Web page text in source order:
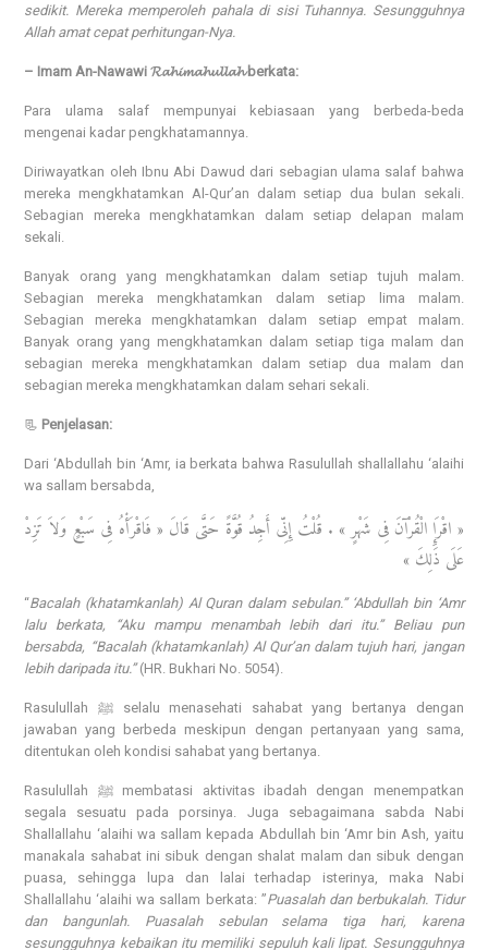
sedikit. Mereka memperoleh pahala di sisi Tuhannya. Sesungguhnya
Allah amat cepat perhitungan-Nya.
– Imam An-Nawawi 𝓡𝓪𝓱𝓲𝓶𝓪𝓱𝓾𝓵𝓵𝓪𝓱 berkata:
Para ulama salaf mempunyai kebiasaan yang berbeda-beda
mengenai kadar pengkhatamannya.
Diriwayatkan oleh Ibnu Abi Dawud dari sebagian ulama salaf bahwa
mereka mengkhatamkan Al-Qur’an dalam setiap dua bulan sekali.
Sebagian mereka mengkhatamkan dalam setiap delapan malam
sekali.
Banyak orang yang mengkhatamkan dalam setiap tujuh malam.
Sebagian mereka mengkhatamkan dalam setiap lima malam.
Sebagian mereka mengkhatamkan dalam setiap empat malam.
Banyak orang yang mengkhatamkan dalam setiap tiga malam dan
sebagian mereka mengkhatamkan dalam setiap dua malam dan
sebagian mereka mengkhatamkan dalam sehari sekali.
📃 Penjelasan:
Dari ‘Abdullah bin ‘Amr, ia berkata bahwa Rasulullah shallallahu ‘alaihi
wa sallam bersabda,
« اقْرَإِ الْقُرْآنَ فِى شَهْرٍ » . قُلْتُ إِنِّى أَجِدُ قُوَّةً حَتَّى قَالَ « فَاقْرَأْهُ فِى سَبْعٍ وَلاَ تَزِدْ
عَلَى ذَلِكَ »
“Bacalah (khatamkanlah) Al Quran dalam sebulan.” ‘Abdullah bin ‘Amr
lalu berkata, “Aku mampu menambah lebih dari itu.” Beliau pun
bersabda, “Bacalah (khatamkanlah) Al Qur’an dalam tujuh hari, jangan
lebih daripada itu.”(HR. Bukhari No. 5054).
Rasulullah ﷺ selalu menasehati sahabat yang bertanya dengan
jawaban yang berbeda meskipun dengan pertanyaan yang sama,
ditentukan oleh kondisi sahabat yang bertanya.
Rasulullah ﷺ membatasi aktivitas ibadah dengan menempatkan
segala sesuatu pada porsinya. Juga sebagaimana sabda Nabi
Shallallahu ‘alaihi wa sallam kepada Abdullah bin ‘Amr bin Ash, yaitu
manakala sahabat ini sibuk dengan shalat malam dan sibuk dengan
puasa, sehingga lupa dan lalai terhadap isterinya, maka Nabi
Shallallahu ‘alaihi wa sallam berkata: ”Puasalah dan berbukalah. Tidur
dan bangunlah. Puasalah sebulan selama tiga hari, karena
sesungguhnya kebaikan itu memiliki sepuluh kali lipat. Sesungguhnya